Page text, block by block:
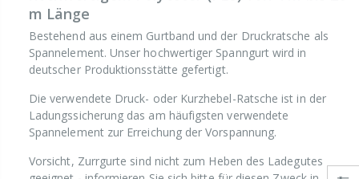
m Länge
Bestehend aus einem Gurtband und der Druckratsche als
Spannelement. Unser hochwertiger Spanngurt wird in
deutscher Produktionsstätte gefertigt.
Die verwendete Druck- oder Kurzhebel-Ratsche ist in der
Ladungssicherung das am häufigsten verwendete
Spannelement zur Erreichung der Vorspannung.
Vorsicht, Zurrgurte sind nicht zum Heben des Ladegutes